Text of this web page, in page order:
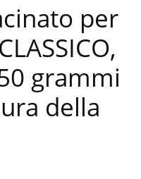
per
grammi
della